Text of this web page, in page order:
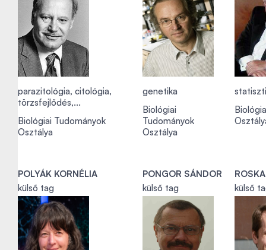
parazitológia, citológia,
törzsfejlődés,...
Biológiai Tudományok
Osztálya
genetika
Biológiai
Tudományok
Osztálya
POLYÁK KORNÉLIA
külső tag
PONGOR SÁNDOR
külső tag
külső